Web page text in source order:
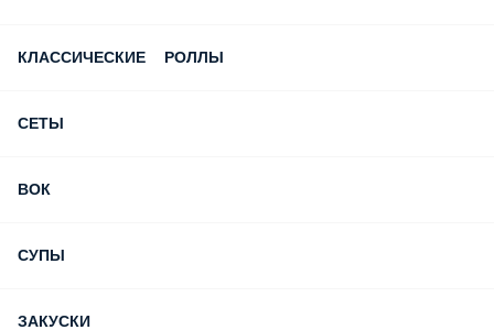
КЛАССИЧЕСКИЕ РОЛЛЫ
СЕТЫ
ВОК
СУПЫ
ЗАКУСКИ